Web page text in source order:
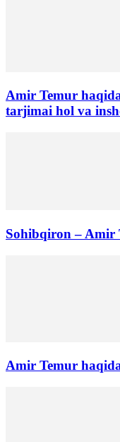
Amir Temur
tarjimai hol va
Sohibqiron – Amir
Amir Temur